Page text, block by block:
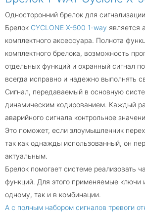
Односторонний брелок для сигнализации
Брелок CYCLONE X-500 1-way является
комплектного аксессуара. Полнота
комплектного брелока, возможность
отдельных функций и охранный сигнал
всегда исправно и надежно выполнять
Сигнал, передаваемый в основную
динамическим кодированием. Каждый
аварийного сигнала контрольное
Это поможет, если злоумышленник
так как однажды использованный, он
актуальным.
Брелок помогает системе реализовать
функций. Для этого применяемые ключи
одному, так и в
А с полным набором сигналов тревоги